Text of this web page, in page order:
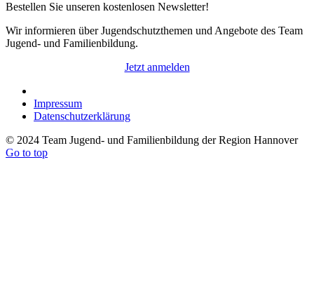
Bestellen Sie unseren kostenlosen Newsletter!
Wir informieren über Jugendschutzthemen und Angebote des Team
Jugend- und Familienbildung.
Jetzt anmelden
Impressum
Datenschutzerklärung
© 2024 Team Jugend- und Familienbildung der Region Hannover
Go to top